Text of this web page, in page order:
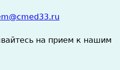
на прием к нашим